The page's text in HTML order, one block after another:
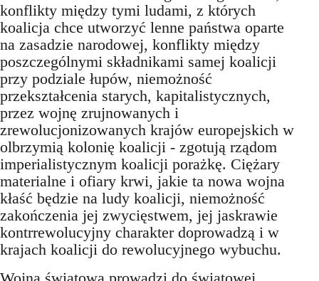
konflikty między tymi ludami, z których
koalicja chce utworzyć lenne państwa oparte
na zasadzie narodowej, konflikty między
poszczególnymi składnikami samej koalicji
przy podziale łupów, niemożność
przekształcenia starych, kapitalistycznych,
przez wojnę zrujnowanych i
zrewolucjonizowanych krajów europejskich w
olbrzymią kolonię koalicji - zgotują rządom
imperialistycznym koalicji porażkę. Ciężary
materialne i ofiary krwi, jakie ta nowa wojna
kłaść będzie na ludy koalicji, niemożność
zakończenia jej zwycięstwem, jej jaskrawie
kontrrewolucyjny charakter doprowadzą i w
krajach koalicji do rewolucyjnego wybuchu.